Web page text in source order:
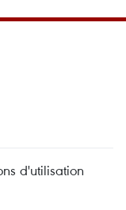
d'utilisation